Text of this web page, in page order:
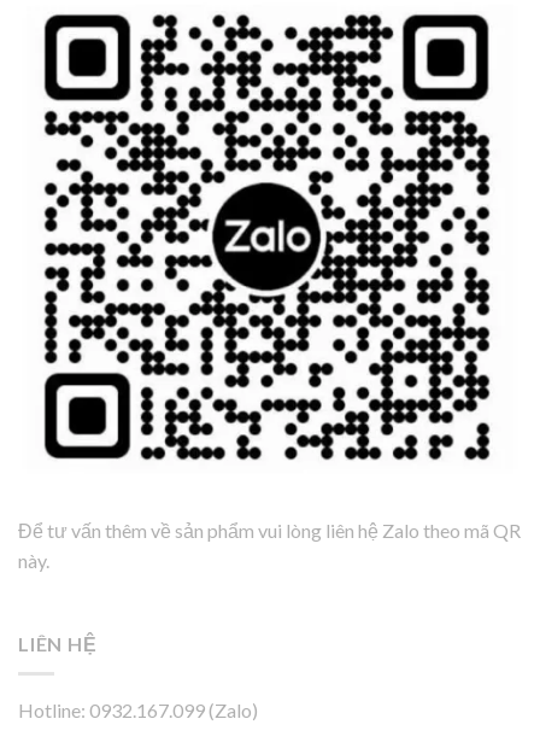
Để tư vấn thêm về sản phẩm vui lòng liên hệ Zalo theo mã QR
này.
LIÊN HỆ
Hotline: 0932.167.099 (Zalo)